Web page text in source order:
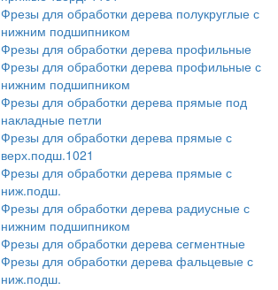
Фрезы для обработки дерева полукруглые с
нижним подшипником
Фрезы для обработки дерева профильные
Фрезы для обработки дерева профильные с
нижним подшипником
Фрезы для обработки дерева прямые под
накладные петли
Фрезы для обработки дерева прямые с
верх.подш.1021
Фрезы для обработки дерева прямые с
ниж.подш.
Фрезы для обработки дерева радиусные с
нижним подшипником
Фрезы для обработки дерева сегментные
Фрезы для обработки дерева фальцевые с
ниж.подш.